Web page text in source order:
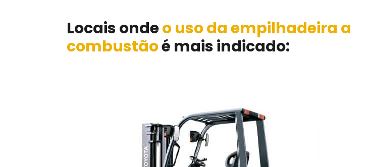
Locais ondeo uso da empilhadeira a
combustãoé mais indicado: